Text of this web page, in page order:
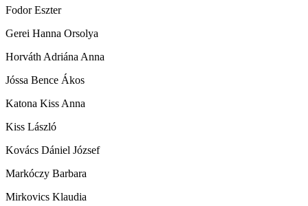
Fodor Eszter
Gerei Hanna Orsolya
Horváth Adriána Anna
Jóssa Bence Ákos
Katona Kiss Anna
Kiss László
Kovács Dániel József
Markóczy Barbara
Mirkovics Klaudia